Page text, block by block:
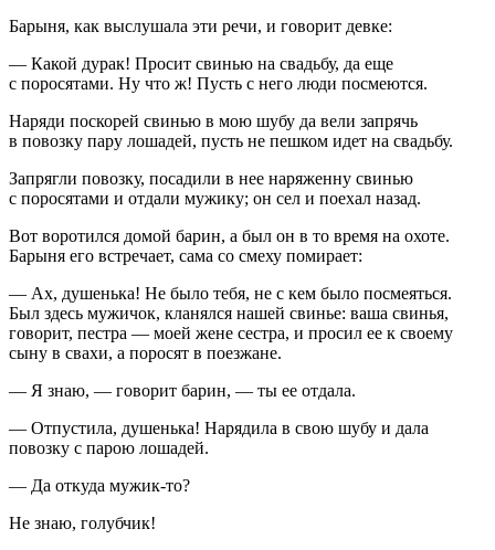
Барыня, как выслушала эти речи, и говорит девке:
— Какой дурак! Просит свинью на свадьбу, да еще
с поросятами. Ну что ж! Пусть с него люди посмеются.
Наряди поскорей свинью в мою шубу да вели запрячь
в повозку пару лошадей, пусть не пешком идет на свадьбу.
Запрягли повозку, посадили в нее наряженну свинью
с поросятами и отдали мужику; он сел и поехал назад.
Вот воротился домой барин, а был он в то время на охоте.
Барыня его встречает, сама со смеху помирает:
— Ах, душенька! Не было тебя, не с кем было посмеяться.
Был здесь мужичок, кланялся нашей свинье: ваша свинья,
говорит, пестра — моей жене сестра, и просил ее к своему
сыну в свахи, а поросят в поезжане.
— Я знаю, — говорит барин, — ты ее отдала.
— Отпустила, душенька! Нарядила в свою шубу и дала
повозку с парою лошадей.
— Да откуда мужик-то?
Не знаю, голубчик!